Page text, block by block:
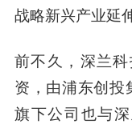
战略新兴产业延
前不久，深兰
资，由浦东创投
旗下公司也与